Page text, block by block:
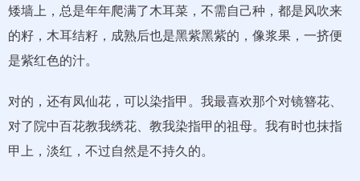
矮墙上，总是年年爬满了木耳菜，不需自己种，都是风吹来
的籽，木耳结籽，成熟后也是黑紫黑紫的，像浆果，一挤便
是紫红色的汁。
对的，还有凤仙花，可以染指甲。我最喜欢那个对镜簪花、
对了院中百花教我绣花、教我染指甲的祖母。我有时也抹指
甲上，淡红，不过自然是不持久的。